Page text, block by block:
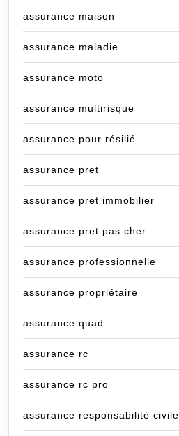
assurance maison
assurance maladie
assurance moto
assurance multirisque
assurance pour résilié
assurance pret
assurance pret immobilier
assurance pret pas cher
assurance professionnelle
assurance propriétaire
assurance quad
assurance rc
assurance rc pro
assurance responsabilité civile